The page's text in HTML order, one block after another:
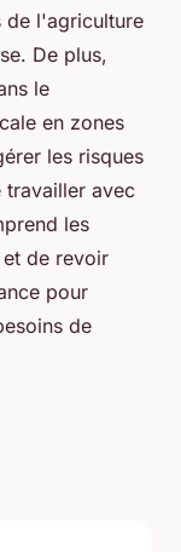
de l'agriculture
De plus,
le
en zones
les risques
travailler avec
les
de revoir
pour
de